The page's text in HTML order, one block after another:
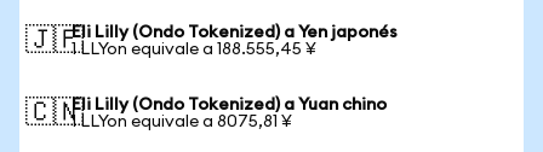
🇯🇵Eli Lilly (Ondo Tokenized) a Yen japonés
1 LLYon equivale a 188.555,45 ¥
🇨🇳Eli Lilly (Ondo Tokenized) a Yuan chino
1 LLYon equivale a 8075,81 ¥